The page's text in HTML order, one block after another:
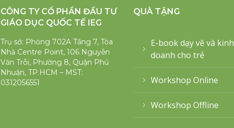
CÔNG TY CỔ PHẦN ĐẦU TƯ
GIÁO DỤC QUỐC TẾ IEG
Trụ sở: Phòng 702A Tầng 7, Tòa
Nhà Centre Point, 106 Nguyễn
Văn Trỗi, Phường 8, Quận Phú
Nhuận, TP.HCM – MST:
0312056551
QUÀ TẶNG
E-book dạy vẽ và kinh
doanh cho trẻ
Workshop Online
Workshop Offline